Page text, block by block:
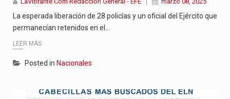
La esperada liberación de 28 policías y un oficial del Ejército que
permanecían retenidos en el…
LEER MÁS
Posted in Nacionales